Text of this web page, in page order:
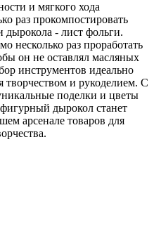
и мягкого хода
раз прокомпостировать
дырокола - лист фольги.
несколько раз проработать
он не оставлял масляных
инструментов идеально
творчеством и рукоделием. С
поделки и цветы
дырокол станет
арсенале товаров для